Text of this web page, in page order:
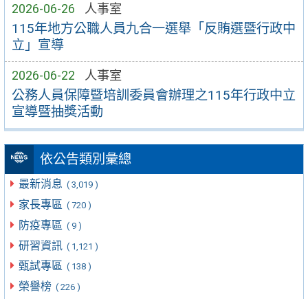
2026-06-26 人事室
115年地方公職人員九合一選舉「反賄選暨行政中
立」宣導
2026-06-22 人事室
公務人員保障暨培訓委員會辦理之115年行政中立
宣導暨抽獎活動
依公告類別彙總
最新消息 ( 3,019 )
家長專區 ( 720 )
防疫專區 ( 9 )
研習資訊 ( 1,121 )
甄試專區 ( 138 )
榮譽榜 ( 226 )